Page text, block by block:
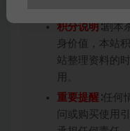
积分说明 ∶剧本
身价值，本站
站整理资料的
用。
重要提醒 ∶任何
问或购买使用